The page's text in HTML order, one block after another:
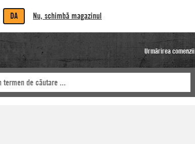
DA Nu, schimbă magazinul
Urmărirea comenzii